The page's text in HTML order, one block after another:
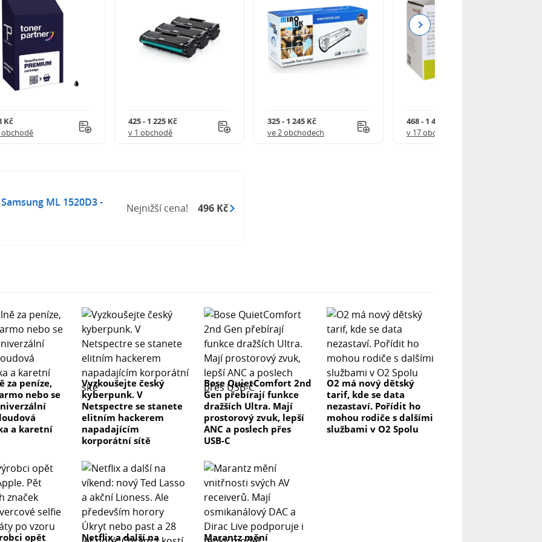
Kč
obchodě
425 - 1 225 Kč
v 1 obchodě
325 - 1 245 Kč
ve 2 obchodech
468 - 1 499 Kč
v 17 obchodech
Next
ML 1520D3 -
Nejnižší cena! 496 Kč
za peníze,
nebo se
a karetní
Vyzkoušejte český
kyberpunk. V
Netspectre se stanete
elitním hackerem
napadajícím
korporátní sítě
Bose QuietComfort 2nd
Gen přebírají funkce
dražších Ultra. Mají
prostorový zvuk, lepší
ANC a poslech přes
USB-C
O2 má nový dětský
tarif, kde se data
nezastaví. Pořídit ho
mohou rodiče s dalšími
službami v O2 Spolu
opět Netflix a další na Marantz mění